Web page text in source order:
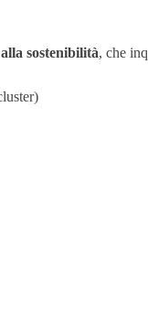
sostenibilità, che